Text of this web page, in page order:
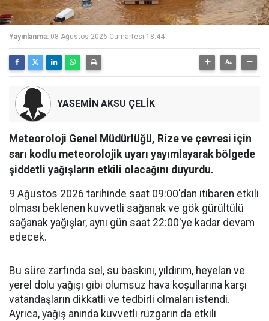
Yayınlanma: 08 Ağustos 2026 Cumartesi 18:44
YASEMİN AKSU ÇELİK
Meteoroloji Genel Müdürlüğü, Rize ve çevresi için
sarı kodlu meteorolojik uyarı yayımlayarak bölgede
şiddetli yağışların etkili olacağını duyurdu.
9 Ağustos 2026 tarihinde saat 09:00'dan itibaren etkili
olması beklenen kuvvetli sağanak ve gök gürültülü
sağanak yağışlar, aynı gün saat 22:00'ye kadar devam
edecek.
Bu süre zarfında sel, su baskını, yıldırım, heyelan ve
yerel dolu yağışı gibi olumsuz hava koşullarına karşı
vatandaşların dikkatli ve tedbirli olmaları istendi.
Ayrıca, yağış anında kuvvetli rüzgarın da etkili